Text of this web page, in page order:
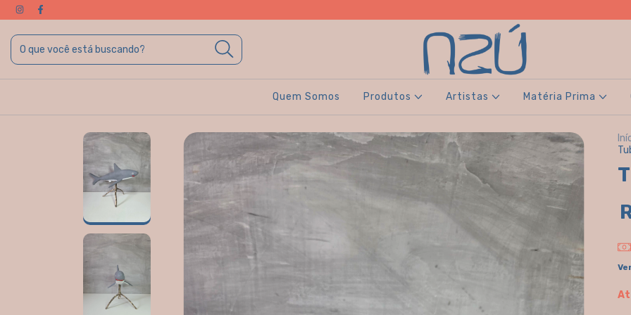
Quem Somos Produtos Artistas Matéria Prima